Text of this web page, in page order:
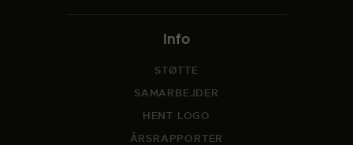
Info
STØTTE
SAMARBEJDER
HENT LOGO
ÅRSRAPPORTER